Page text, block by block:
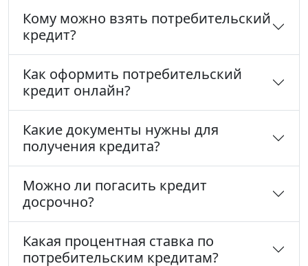
Кому можно взять потребительский
кредит?
Как оформить потребительский
кредит онлайн?
Какие документы нужны для
получения кредита?
Можно ли погасить кредит
досрочно?
Какая процентная ставка по
потребительским кредитам?